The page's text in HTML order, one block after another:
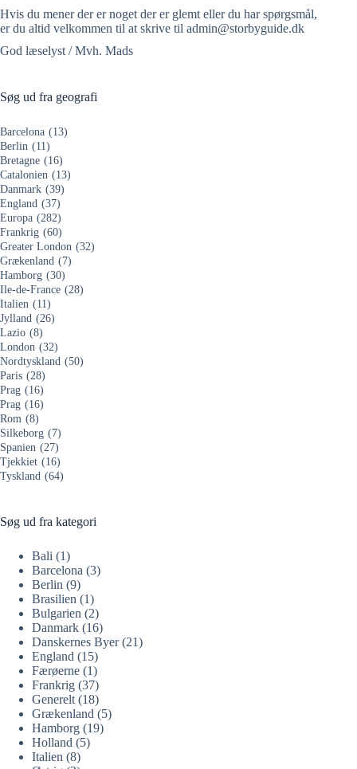
Hvis du mener der er noget der er glemt eller du har spørgsmål,
er du altid velkommen til at skrive til admin@storbyguide.dk
God læselyst / Mvh. Mads
Søg ud fra geografi
Barcelona (13)
Berlin (11)
Bretagne (16)
Catalonien (13)
Danmark (39)
England (37)
Europa (282)
Frankrig (60)
Greater London (32)
Grækenland (7)
Hamborg (30)
Ile-de-France (28)
Italien (11)
Jylland (26)
Lazio (8)
London (32)
Nordtyskland (50)
Paris (28)
Prag (16)
Prag (16)
Rom (8)
Silkeborg (7)
Spanien (27)
Tjekkiet (16)
Tyskland (64)
Søg ud fra kategori
Bali (1)
Barcelona (3)
Berlin (9)
Brasilien (1)
Bulgarien (2)
Danmark (16)
Danskernes Byer(21)
England (15)
Færøerne (1)
Frankrig (37)
Generelt (18)
Grækenland (5)
Hamborg (19)
Holland (5)
Italien (8)